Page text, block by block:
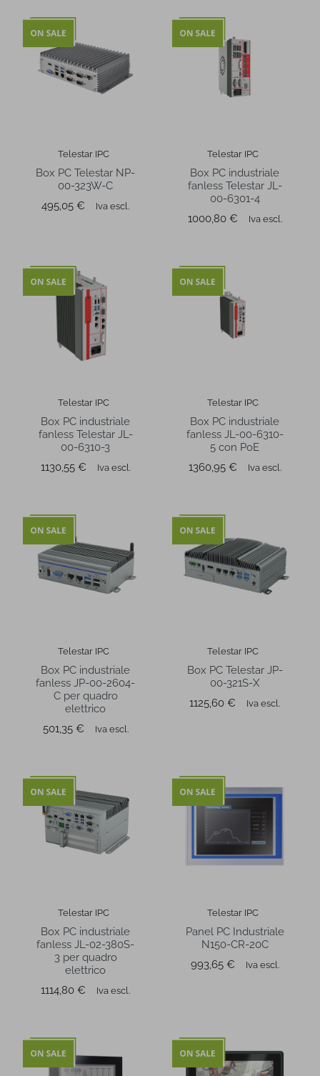
Telestar IPC
Box PC Telestar NP-
00-323W-C
Prezzo
495,05 € Iva escl.
Telestar IPC
Box PC industriale
fanless Telestar JL-
00-6301-4
Prezzo
1000,80 € Iva escl.
Telestar IPC
Box PC industriale
fanless Telestar JL-
00-6310-3
Prezzo
1130,55 € Iva escl.
Telestar IPC
Box PC industriale
fanless JL-00-6310-
5 con PoE
Prezzo
1360,95 € Iva escl.
Telestar IPC
Box PC industriale
fanless JP-00-2604-
C per quadro
elettrico
Prezzo
501,35 € Iva escl.
Telestar IPC
Box PC Telestar JP-
00-321S-X
Prezzo
1125,60 € Iva escl.
Telestar IPC
Box PC industriale
fanless JL-02-380S-
3 per quadro
elettrico
Prezzo
1114,80 € Iva escl.
Telestar IPC
Panel PC Industriale
N150-CR-20C
Prezzo
993,65 € Iva escl.